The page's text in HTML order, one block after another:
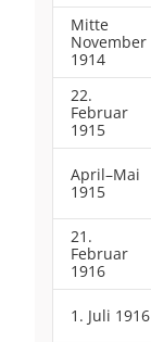
Mitte
November
1914
22.
Februar
1915
April–Mai
1915
21.
Februar
1916
1. Juli 1916